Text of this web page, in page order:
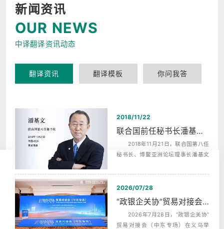
新闻资讯
OUR NEWS
中译翻译资讯动态
翻译资讯 翻译模板 你问我答
2018/11/22
联合国前任秘书长潘基文西湖和平之夜同声传译翻译
2018年11月21日，联合国第八任
秘书长、博鳌亚洲论坛理事长潘基文
夫...
2026/07/28
“政银企关协”贸易对接会（中东专场）中英文同声传译翻译
2026年7月28日，“政银企关协”
贸易对接会（中东专场）在义乌举